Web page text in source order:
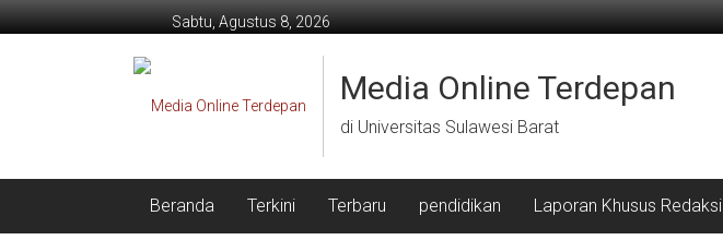
ke
Sabtu, Agustus 8, 2026
Media Online Terdepan
di Universitas Sulawesi Barat
Beranda Terkini Terbaru pendidikan Laporan Khusus Redaksi